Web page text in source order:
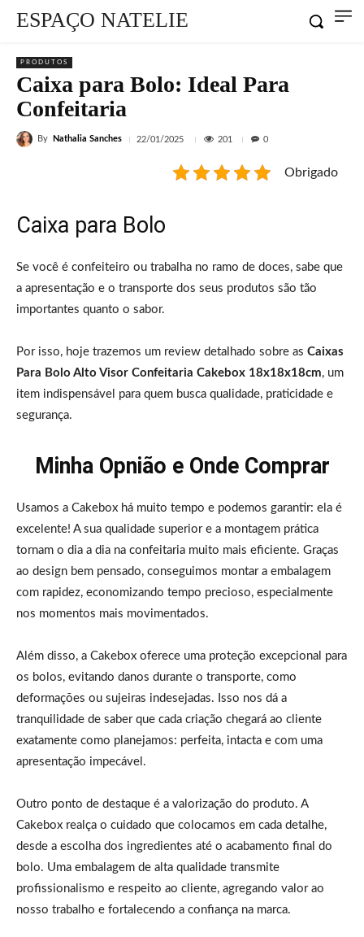
ESPAÇO NATELIE
PRODUTOS
Caixa para Bolo: Ideal Para
Confeitaria
By Nathalia Sanches 22/01/2025 201 0
Obrigado
Caixa para Bolo
Se você é confeiteiro ou trabalha no ramo de doces, sabe que
a apresentação e o transporte dos seus produtos são tão
importantes quanto o sabor.
Por isso, hoje trazemos um review detalhado sobre as Caixas
Para Bolo Alto Visor Confeitaria Cakebox 18x18x18cm, um
item indispensável para quem busca qualidade, praticidade e
segurança.
Minha Opnião e Onde Comprar
Usamos a Cakebox há muito tempo e podemos garantir: ela é
excelente! A sua qualidade superior e a montagem prática
tornam o dia a dia na confeitaria muito mais eficiente. Graças
ao design bem pensado, conseguimos montar a embalagem
com rapidez, economizando tempo precioso, especialmente
nos momentos mais movimentados.
Além disso, a Cakebox oferece uma proteção excepcional para
os bolos, evitando danos durante o transporte, como
deformações ou sujeiras indesejadas. Isso nos dá a
tranquilidade de saber que cada criação chegará ao cliente
exatamente como planejamos: perfeita, intacta e com uma
apresentação impecável.
Outro ponto de destaque é a valorização do produto. A
Cakebox realça o cuidado que colocamos em cada detalhe,
desde a escolha dos ingredientes até o acabamento final do
bolo. Uma embalagem de alta qualidade transmite
profissionalismo e respeito ao cliente, agregando valor ao
nosso trabalho e fortalecendo a confiança na marca.